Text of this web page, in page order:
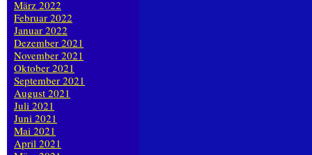
März 2022
Februar 2022
Januar 2022
Dezember 2021
November 2021
Oktober 2021
September 2021
August 2021
Juli 2021
Juni 2021
Mai 2021
April 2021